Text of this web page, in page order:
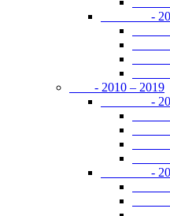
-
-
-
-
-
- 2010 – 2019
-
-
-
-
-
-
-
-